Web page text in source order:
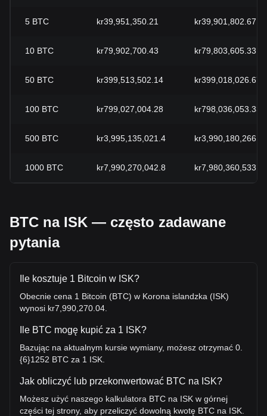
5 BTC kr39,951,350.21 kr39,901,802.67
10 BTC kr79,902,700.43 kr79,803,605.33
50 BTC kr399,513,502.14 kr399,018,026.67
100 BTC kr799,027,004.28 kr798,036,053.33
500 BTC kr3,995,135,021.4
1000 BTC kr7,990,270,042.8
BTC na ISK — często zadawane
pytania
Ile kosztuje 1 Bitcoin w ISK?
Obecnie cena 1 Bitcoin (BTC) w Korona islandzka (ISK)
wynosi kr7,990,270.04.
Ile BTC mogę kupić za 1 ISK?
Bazując na aktualnym kursie wymiany, możesz otrzymać 0.
{6}1252 BTC za 1 ISK.
Jak obliczyć lub przekonwertować BTC na ISK?
Możesz użyć naszego kalkulatora BTC na ISK w górnej
części tej strony, aby przeliczyć dowolną kwotę BTC na ISK.